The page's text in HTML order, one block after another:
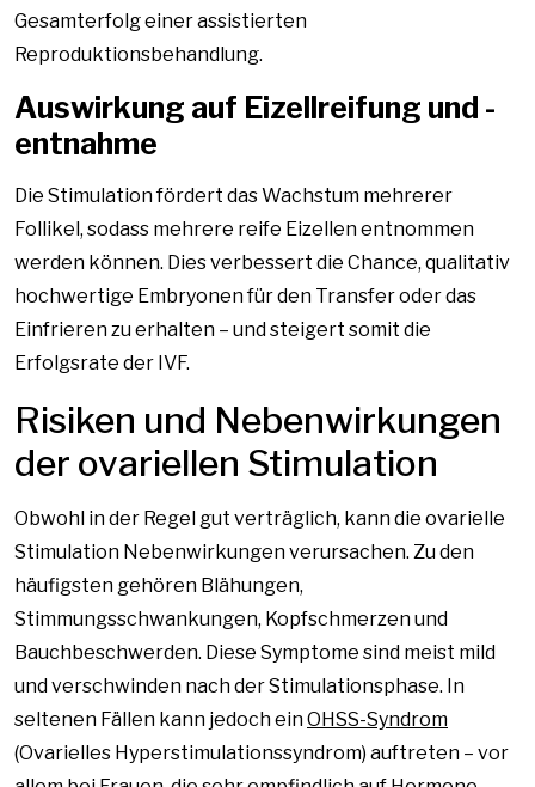
Gesamterfolg einer assistierten
Reproduktionsbehandlung.
Auswirkung auf Eizellreifung und -
entnahme
Die Stimulation fördert das Wachstum mehrerer
Follikel, sodass mehrere reife Eizellen entnommen
werden können. Dies verbessert die Chance, qualitativ
hochwertige Embryonen für den Transfer oder das
Einfrieren zu erhalten – und steigert somit die
Erfolgsrate der IVF.
Risiken und Nebenwirkungen
der ovariellen Stimulation
Obwohl in der Regel gut verträglich, kann die ovarielle
Stimulation Nebenwirkungen verursachen. Zu den
häufigsten gehören Blähungen,
Stimmungsschwankungen, Kopfschmerzen und
Bauchbeschwerden. Diese Symptome sind meist mild
und verschwinden nach der Stimulationsphase. In
seltenen Fällen kann jedoch einOHSS-Syndrom
(Ovarielles Hyperstimulationssyndrom) auftreten – vor